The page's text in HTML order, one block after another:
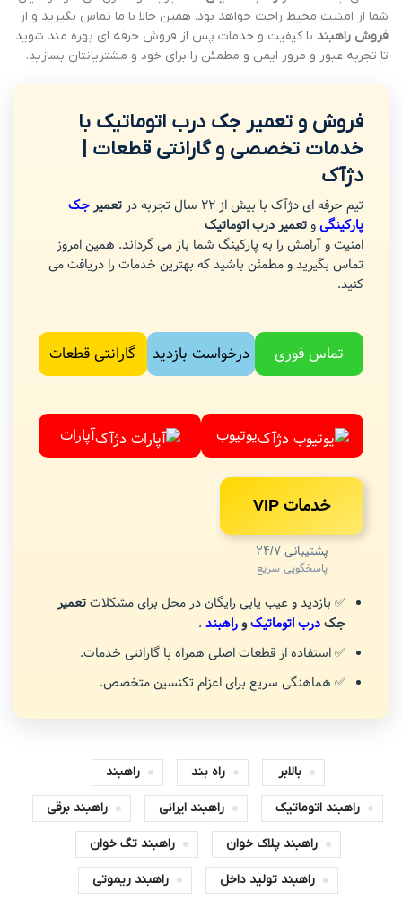
شما از امنیت محیط راحت خواهد بود. همین حالا با ما تماس بگیرید و از
فروش راهبند با کیفیت و خدمات پس از فروش حرفه ای بهره مند شوید
تا تجربه عبور و مرور ایمن و مطمئن را برای خود و مشتریانتان بسازید.
فروش و تعمیر جک درب اتوماتیک با
خدمات تخصصی و گارانتی قطعات |
دژآک
تیم حرفه ای دژآک با بیش از 22 سال تجربه در تعمیرجک
پارکینگیوتعمیر درب اتوماتیک
امنیت و آرامش را به پارکینگ شما باز می گرداند. همین امروز
تماس بگیرید و مطمئن باشید که بهترین خدمات را دریافت می
کنید.
تماس فوری درخواست بازدید گارانتی قطعات
یوتیوب آپارات
خدمات VIP
پشتیبانی 24/7
پاسخگویی سریع
✅ بازدید و عیب یابی رایگان در محل برای مشکلاتتعمیر
جکدرب اتوماتیکوراهبند .
✅ استفاده از قطعات اصلی همراه با گارانتی خدمات.
✅ هماهنگی سریع برای اعزام تکنسین متخصص.
بالابر راه بند راهبند
راهبند اتوماتیک راهبند ایرانی راهبند برقی
راهبند پلاک خوان راهبند تگ خوان
راهبند تولید داخل راهبند ریموتی